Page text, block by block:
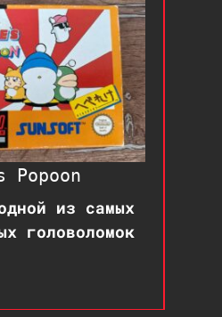
Popoon
из самых
головоломок